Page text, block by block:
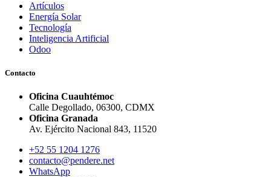
Artículos
Energía Solar
Tecnología
Inteligencia Artificial
Odoo
Contacto
Oficina Cuauhtémoc
Calle Degollado, 06300, CDMX
Oficina Granada
Av. Ejército Nacional 843, 11520
+52 55 1204 1276
contacto@pendere.net
WhatsApp